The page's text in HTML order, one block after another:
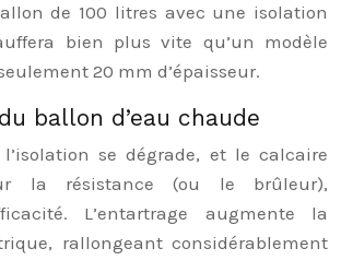
de 100 litres avec une isolation
bien plus vite qu’un modèle
20 mm d’épaisseur.
ballon d’eau chaude
se dégrade, et le calcaire
la résistance (ou le brûleur),
L’entartrage augmente la
rallongeant considérablement